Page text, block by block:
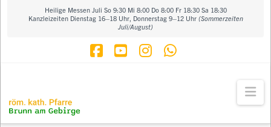
Heilige Messen Juli So 9:30 Mi 8:00 Do 8:00 Fr 18:30 Sa 18:30
Kanzleizeiten Dienstag 16–18 Uhr, Donnerstag 9–12 Uhr (Sommerzeiten
Juli/August)